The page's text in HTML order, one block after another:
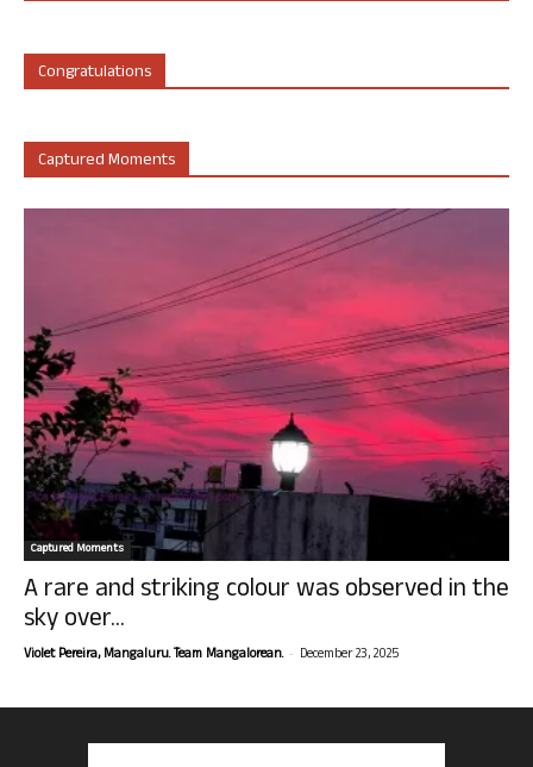
Congratulations
Captured Moments
Captured Moments
A rare and striking colour was observed in the
sky over...
Violet Pereira, Mangaluru. Team Mangalorean. - December 23, 2025